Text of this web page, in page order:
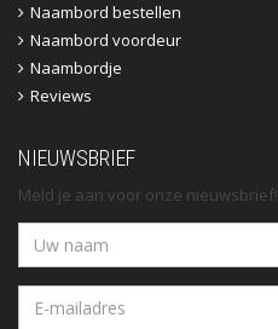
Naambord bestellen
Naambord voordeur
Naambordje
Reviews
NIEUWSBRIEF
Meld je aan voor onze nieuwsbrief!